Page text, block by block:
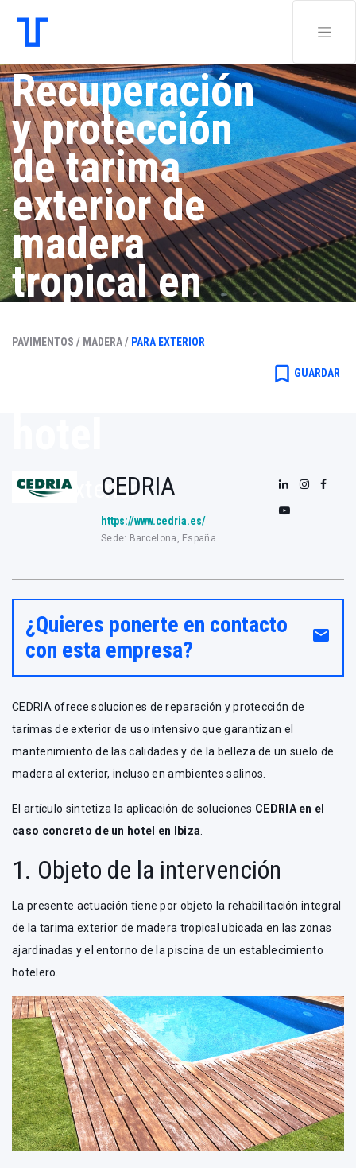
Recuperación
y protección
de tarima
exterior de
madera
tropical en
zona
ajardinada y
Para exterior
PAVIMENTOS / MADERA / PARA EXTERIOR
bookmark_border GUARDAR
CEDRIA
https://www.cedria.es/
Sede: Barcelona, España
¿Quieres ponerte en contacto
con esta empresa?
email
CEDRIA ofrece soluciones de reparación y protección de
tarimas de exterior de uso intensivo que garantizan el
mantenimiento de las calidades y de la belleza de un suelo de
madera al exterior, incluso en ambientes salinos.
El artículo sintetiza la aplicación de soluciones CEDRIA en el
caso concreto de un hotel en Ibiza
1. Objeto de la intervención
La presente actuación tiene por objeto la rehabilitación integral
de la tarima exterior de madera tropical ubicada en las zonas
ajardinadas y el entorno de la piscina de un establecimiento
hotelero.